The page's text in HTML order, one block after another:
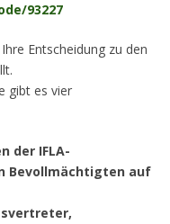
93227
Entscheidung zu den
gibt es vier
der IFLA-
Bevollmächtigten auf